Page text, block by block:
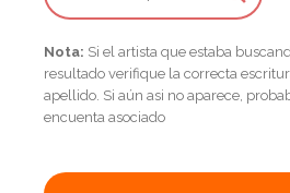
Nota: Si el artista que estaba
resultado verifique la correcta
apellido. Si aún asi no aparece,
encuenta asociado